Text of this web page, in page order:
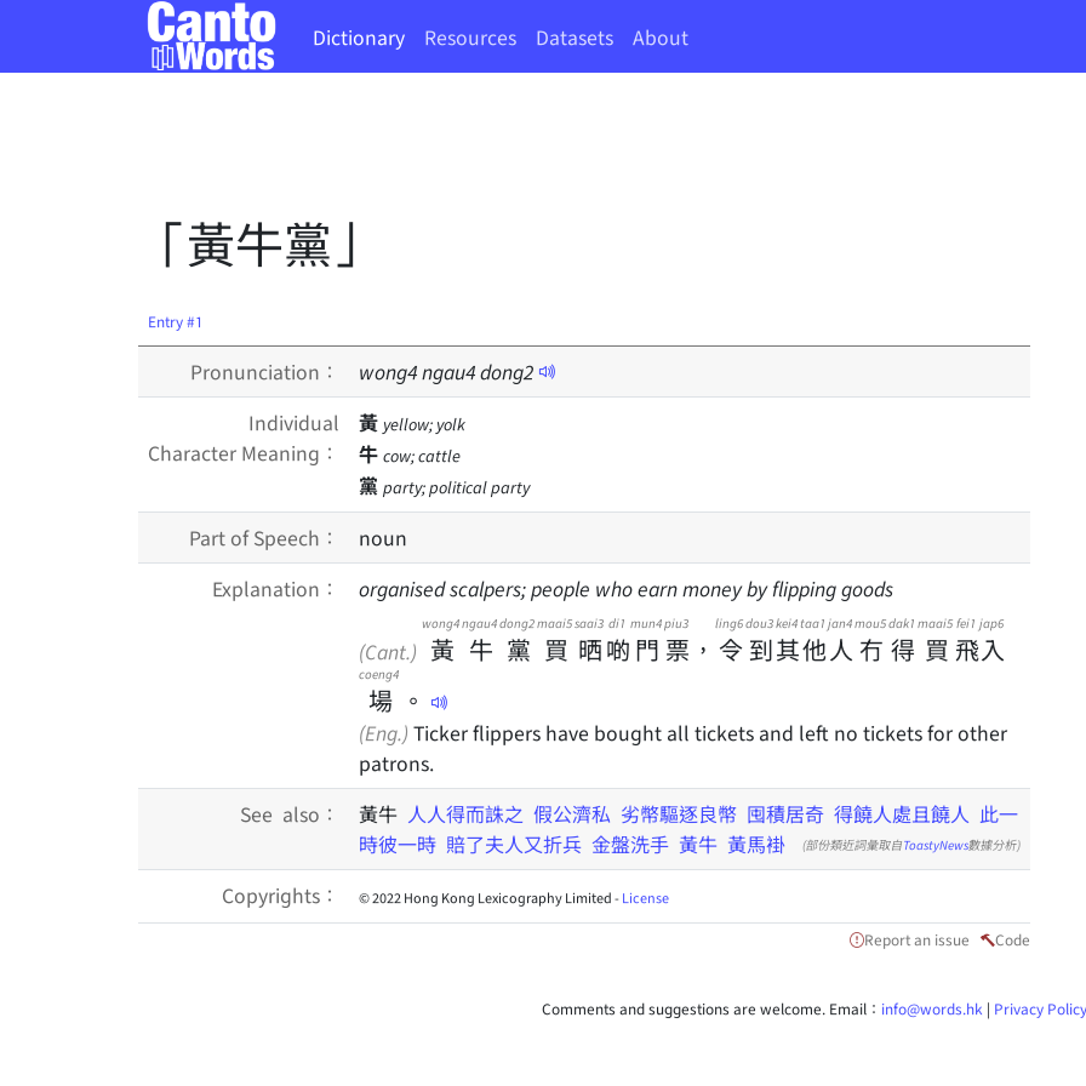
Dictionary Resources Datasets About
「黃牛黨」
Entry #1
Pronunciation： wong4ngau4dong2
Individual
Character Meaning：
黃 yellow; yolk
牛 cow; cattle
黨 party; political party
Part of Speech：
noun
Explanation：
organised scalpers; people who earn money by flipping goods
(Cant.) 黃
wong4
牛
ngau4
黨
dong2
買
maai5
晒
saai3
啲
di1
門
mun4
票
piu3
， 令
ling6
到
dou3
其
kei4
他
taa1
人
jan4
冇
mou5
得
dak1
買
maai5
飛
fei1
入
jap6
場
coeng4
。
(Eng.) Ticker flippers have bought all tickets and left no tickets for other
patrons.
See also：
黃牛 人人得而誅之 假公濟私 劣幣驅逐良幣 囤積居奇 得饒人處且饒人 此一
時彼一時 賠了夫人又折兵 金盤洗手 黃牛 黃馬褂 (部份類近詞彙取自ToastyNews數據分析)
Copyrights： © 2022 Hong Kong Lexicography Limited -License
Report an issue Code
Comments and suggestions are welcome. Email： info@words.hk | Privacy Policy